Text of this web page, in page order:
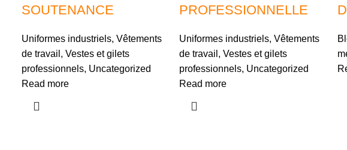
SOUTENANCE
Uniformes industriels, Vêtements
de travail , Vestes et gilets
professionnels, Uncategorized
Read more
PROFESSIONNELLE
Uniformes industriels,Vêtements
de travail ,Vestes et gilets
professionnels, Uncategorized
Read more